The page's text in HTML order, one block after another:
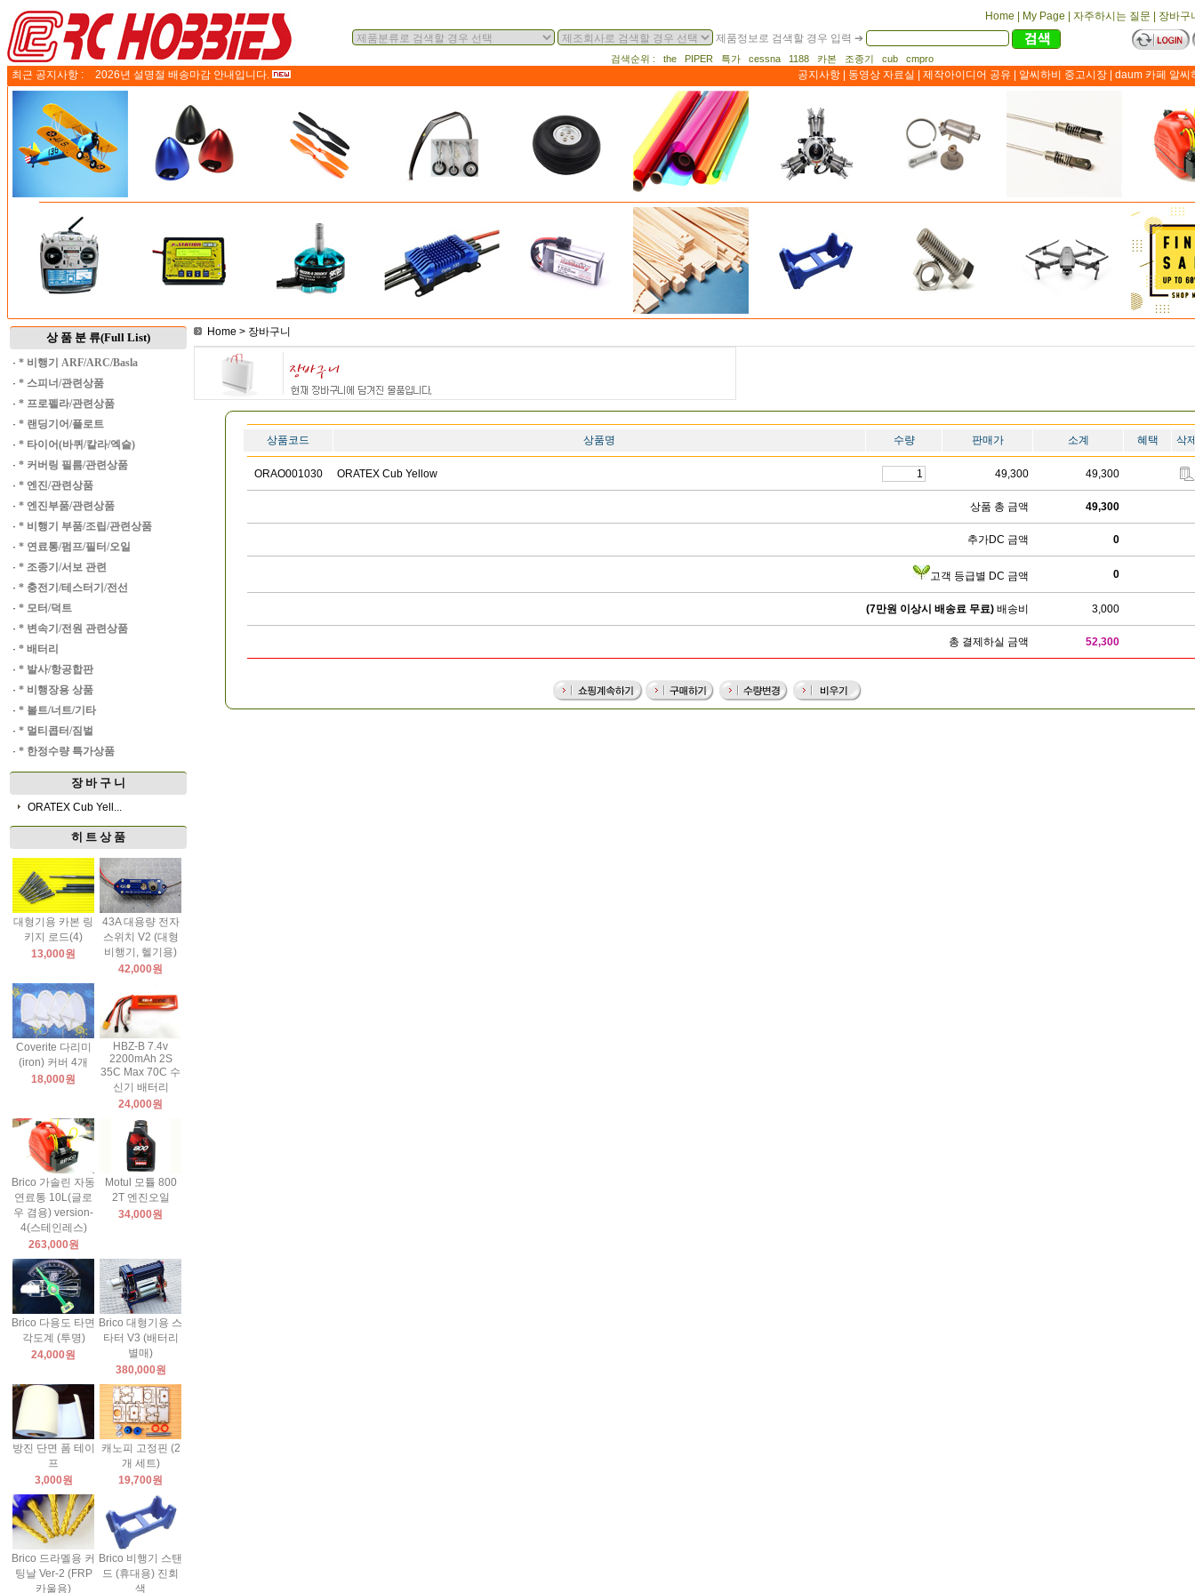
Home My Page 자주하시는 질문
장바구
제품정보로 검색할 경우 입력 ➔
검색순위 : the PIPER 특가 cessna 1188 카본 조종기 cub cmpro
최근 공지사항 : 2026년 설명절 배송마감 안내입니다. 공지사항 동영상 자료실 제작아이디어 공유 알씨하비 중고시장 daum 카페 알씨
상 품 분 류(Full List)
· * 비행기 ARF/ARC/Basla
· * 스피너/관련상품
· * 프로펠라/관련상품
· * 랜딩기어/플로트
· * 타이어(바퀴/칼라/엑슬)
· * 커버링 필름/관련상품
· * 엔진/관련상품
· * 엔진부품/관련상품
· * 비행기 부품/조립/관련상품
· * 연료통/펌프/필터/오일
· * 조종기/서보 관련
· * 충전기/테스터기/전선
· * 모터/덕트
· * 변속기/전원 관련상품
· * 배터리
· * 발사/항공합판
· * 비행장용 상품
· * 볼트/너트/기타
· * 멀티콥터/짐벌
· * 한정수량 특가상품
장 바 구 니
ORATEX Cub Yell...
히 트 상 품
대형기용 카본 링
키지 로드(4)
13,000원
43A 대용량 전자
스위치 V2 (대형
비행기, 헬기용)
42,000원
Coverite 다리미
(iron) 커버 4개
18,000원
HBZ-B 7.4v
2200mAh 2S
35C Max 70C 수
신기 배터리
24,000원
Brico 가솔린 자동
연료통 10L(글로
우 겸용) version-
4(스테인레스)
263,000원
Motul 모튤 800
2T 엔진오일
34,000원
Brico 다용도 타면
각도계 (투명)
24,000원
Brico 대형기용 스
타터 V3 (배터리
별매)
380,000원
방진 단면 폼 테이
프
3,000원
캐노피 고정핀 (2
개 세트)
19,700원
Brico 드라멜용 커
팅날 Ver-2 (FRP
카울용)
Brico 비행기 스탠
드 (휴대용) 진회
색
Home > 장바구니
상품코드 상품명 수량 판매가 소계 혜택 삭
ORAO001030 ORATEX Cub Yellow 49,300 49,300
상품 총 금액 49,300
추가DC 금액 0
고객 등급별 DC 금액 0
(7만원 이상시 배송료 무료) 배송비 3,000
총 결제하실 금액 52,300